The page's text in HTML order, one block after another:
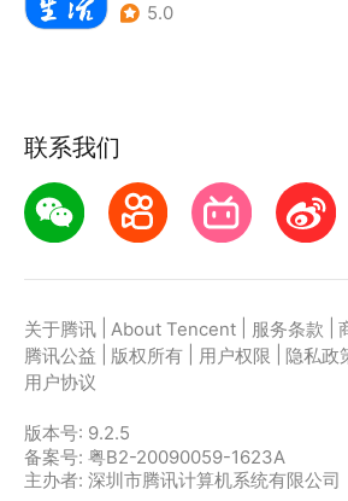
5.0
联系我们
关于腾讯 About Tencent 服务条款
腾讯公益
版权所有 用户权限 隐私政
用户协议
版本号: 9.2.5
备案号: 粤B2-20090059-1623A
主办者: 深圳市腾讯计算机系统有限公司